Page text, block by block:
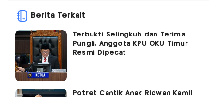
Berita Terkait
Terbukti Selingkuh dan Terima
Pungli, Anggota KPU OKU Timur
Resmi Dipecat
Potret Cantik Anak Ridwan Kamil